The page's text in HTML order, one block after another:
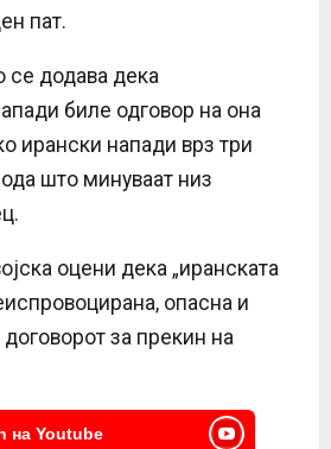
пат.
се додава дека
биле одговор на она
ирански напади врз три
што минуваат низ
оцени дека „иранската
опасна и
за прекин на
на Youtube